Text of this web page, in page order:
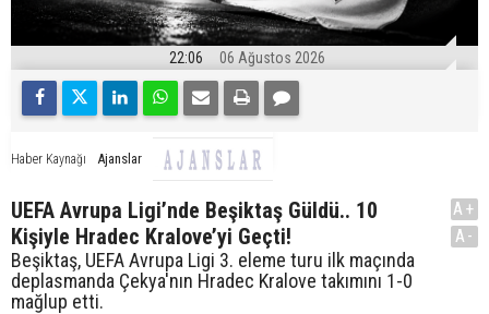
22:06 06 Ağustos 2026
Haber Kaynağı Ajanslar
UEFA Avrupa Ligi’nde Beşiktaş Güldü.. 10
Kişiyle Hradec Kralove’yi Geçti!
Beşiktaş, UEFA Avrupa Ligi 3. eleme turu ilk maçında
deplasmanda Çekya'nın Hradec Kralove takımını 1-0
mağlup etti.
A+
A-